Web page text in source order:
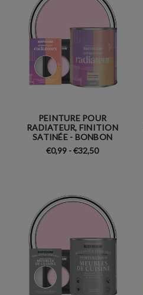
PEINTURE POUR
RADIATEUR, FINITION
SATINÉE - BONBON
€0,99 - €32,50